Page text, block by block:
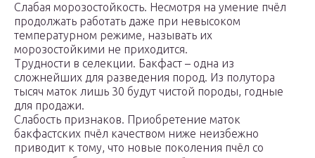
Слабая морозостойкость. Несмотря на умение пчёл
продолжать работать даже при невысоком
температурном режиме, называть их
морозостойкими не приходится.
Трудности в селекции. Бакфаст – одна из
сложнейших для разведения пород. Из полутора
тысяч маток лишь 30 будут чистой породы, годные
для продажи.
Слабость признаков. Приобретение маток
бакфастских пчёл качеством ниже неизбежно
приводит к тому, что новые поколения пчёл со